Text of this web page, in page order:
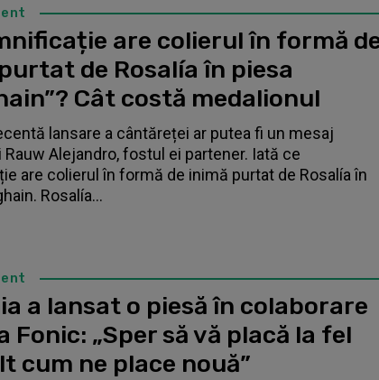
are colierul în formă
de Rosalía în piesa
Cât costă medalionul
lansare a cântăreței ar putea fi un mesaj
Rauw Alejandro, fostul ei partener. Iată ce
are colierul în formă de inimă purtat de Rosalía în
Rosalía...
a lansat o piesă în colaborare
Fonic: „Sper să vă placă la fel
cum ne place nouă”